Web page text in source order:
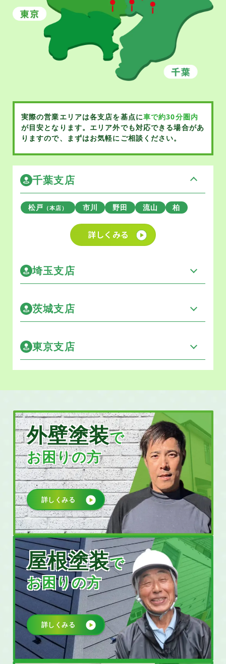
実際の営業エリアは各支店を基点に車で約30分圏内
が目安となります。 エリア外でも対応できる場合があ
りますので、まずはお気軽にご相談ください。
千葉支店
松戸 （本店） 市川 野田 流山 柏
詳しくみる
埼玉支店
茨城支店
東京支店
外壁塗装で
お困りの方
詳しくみる
屋根塗装で
お困りの方
詳しくみる